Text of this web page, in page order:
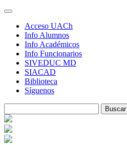
Skip
contentAcceso UACh
Info Alumnos
Info Académicos
Info Funcionarios
SIVEDUC MD
SIACAD
Biblioteca
Síguenos